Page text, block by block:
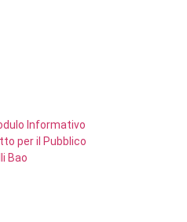
Informativo
per il Pubblico
Bao